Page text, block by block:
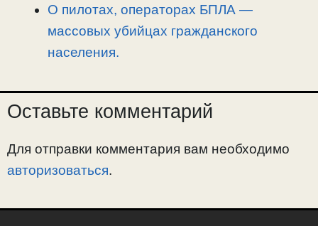
О пилотах, операторах БПЛА —
массовых убийцах гражданского
населения.
Оставьте комментарий
Для отправки комментария вам необходимо
авторизоваться.